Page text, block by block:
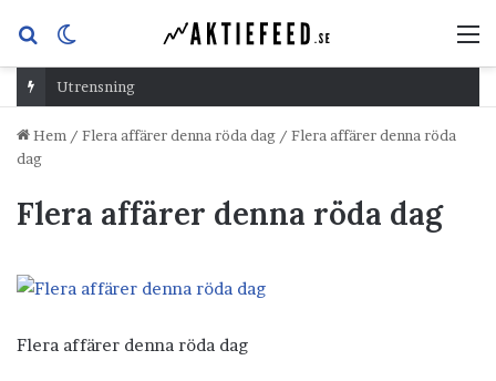
Sök
efterskin
Utrensning
Hem / Flera affärer denna röda dag / Flera affärer denna röda
dag
Flera affärer denna röda dag
Flera affärer denna röda dag